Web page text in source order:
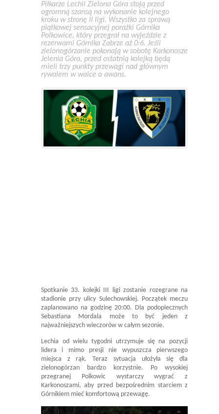
Piłkarze Lechii Zielona Góra stoją przed
ogromną szansą na wykonanie kolejnego
kroku w stronę II ligi. Wszystko za sprawą
piątkowej sensacyjnej porażki Górnika
Polkowice, który przegrał na wyjeździe z
rezerwami Górnika Zabrze aż 0:6. Jeśli
zielonogórzanie pokonają w sobotę Karkonosze
Jelenia Góra, przed ostatnią kolejką będą
mieli trzy punkty przewagi nad głównym
rywalem w walce o awans.
Spotkanie 33. kolejki III ligi zostanie rozegrane na
stadionie przy ulicy Sulechowskiej. Początek meczu
zaplanowano na godzinę 20:00. Dla podopiecznych
Sebastiana Mordala może to być jeden z
najważniejszych wieczorów w całym sezonie.
Lechia od wielu tygodni utrzymuje się na pozycji
lidera i mimo presji nie wypuszcza pierwszego
miejsca z rąk. Teraz sytuacja ułożyła się dla
zielonogórzan bardzo korzystnie. Po wysokiej
przegranej Polkowic wystarczy wygrać z
Karkonoszami, aby przed bezpośrednim starciem z
Górnikiem mieć komfortową przewagę.